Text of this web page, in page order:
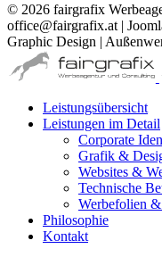
© 2026 fairgrafix
office@fairgrafix.at |
Graphic Design |
Leistungsübersicht
Leistungen im Detail
Corporate
Grafik &
Websites &
Technische
Werbefolien
Philosophie
Kontakt